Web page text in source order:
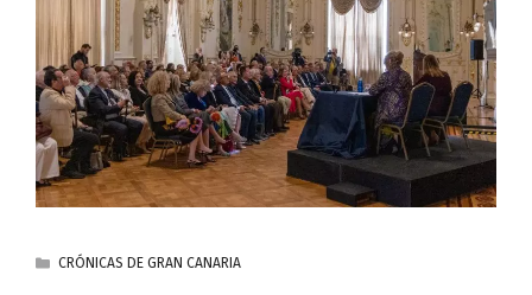
CATEGORÍAS
CRÓNICAS DE GRAN CANARIA